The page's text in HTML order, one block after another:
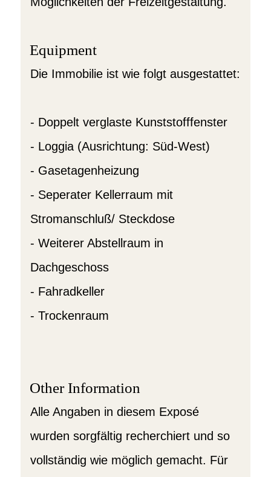
Equipment
Die Immobilie ist wie folgt ausgestattet:
- Doppelt verglaste Kunststofffenster
- Loggia (Ausrichtung: Süd-West)
- Gasetagenheizung
- Seperater Kellerraum mit
Stromanschluß/ Steckdose
- Weiterer Abstellraum in
Dachgeschoss
- Fahradkeller
- Trockenraum
Other Information
Alle Angaben in diesem Exposé
wurden sorgfältig recherchiert und so
vollständig wie möglich gemacht. Für